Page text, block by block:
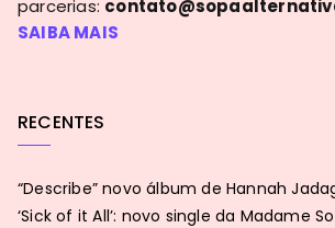
parcerias:
SAIBA MAIS
RECENTES
“Describe” novo álbum de Hannah
‘Sick of it All’: novo single da Madame So